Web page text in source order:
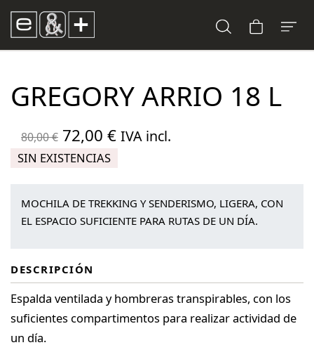
GREGORY ARRIO 18 L
80,00€ El
precio
era:
80,00 €.
72,00 €El
es:
72,00 €.
IVA incl.
SIN EXISTENCIAS
MOCHILA DE TREKKING Y SENDERISMO, LIGERA, CON
EL ESPACIO SUFICIENTE PARA RUTAS DE UN DÍA.
DESCRIPCIÓN
Espalda ventilada y hombreras transpirables, con los
suficientes compartimentos para realizar actividad de
un día.